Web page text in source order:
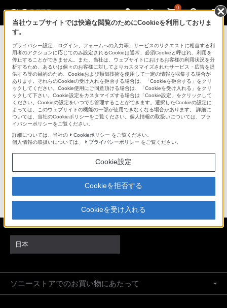
0
掲載終了のお知らせ
デジタルハイビジョンチューナー内蔵HDD搭載ブルー
レイディスクレコーダー「BDZ-A70」は、2010年06月
10日をもって掲載を終了しました。
商品に関するお問い合わせ等は「
い合わせ」をご確認下さい。
掲載中の商品につきましても、掲載を終了する場合が
予めご了承ください。
日本
ソニーストアでのお買い物にあたって
当社ウェブサイトでは快適な閲覧のためにCookieを利用しておりま
す。
プライバシー設定、ログイン、フォームへの入力等、サービスのリクエストに相当する利
用者のアクションに応じてのみ設定されるCookieは通常、必須Cookieと呼ばれ、利用を
停止することができません。また、当社は、ウェブサイトにおけるお客様の利用状況を分
析するため、あるいは個々のお客様に対してよりカスタマイズされたサービス・広告を提
供する等の目的のため、Cookieおよび類似技術を使用して一定の情報を収集する場合が
あります。それらのCookieの受け入れを拒否する場合は、「Cookieを拒否する」をクリ
ックしてください。Cookie使用にご同意頂ける場合は、「Cookieを受け入れる」をクリ
ックして下さい。Cookie設定をカスタマイズする場合は「Cookie設定」をクリックして
ください。Cookieの設定をいつでも管理することができます。選択したCookieの設定に
よっては、このウェブサイトの機能の一部が使用できなくなる場合があります。 詳細に
ついては、当社のCookieポリシーをご覧ください。個人情報の取扱いについては、プラ
イバシーポリシーをご覧ください。
詳細については、当社の
Cookieポリシー をご覧ください。
個人情報の取扱いについては、
プライバシーポリシー をご覧ください。
Cookie設定
Cookieを拒否する
Cookieを受け入れる